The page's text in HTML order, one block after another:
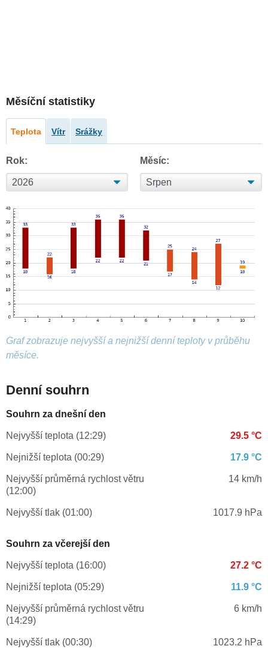
Měsíční statistiky
Teplota Vítr Srážky
Rok: Měsíc:
Graf zobrazuje nejvyšší a nejnižší denní teploty v průběhu
měsíce.
Denní souhrn
Souhrn za dnešní den
Nejvyšší teplota (12:29) 29.5 °C
Nejnižší teplota (00:29) 17.9 °C
Nejvyšší průměrná rychlost větru
(12:00)
14 km/h
Nejvyšší tlak (01:00) 1017.9 hPa
Souhrn za včerejší den
Nejvyšší teplota (16:00) 27.2 °C
Nejnižší teplota (05:29) 11.9 °C
Nejvyšší průměrná rychlost větru
(14:29)
6 km/h
Nejvyšší tlak (00:30) 1023.2 hPa